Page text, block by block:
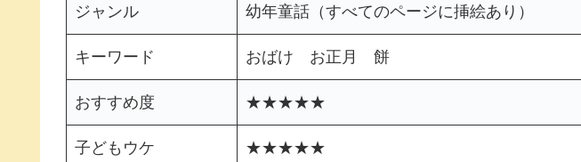
ジャンル 幼年童話（すべてのページに挿絵あり）
キーワード おばけ お正月 餅
おすすめ度 ★★★★★
子どもウケ ★★★★★